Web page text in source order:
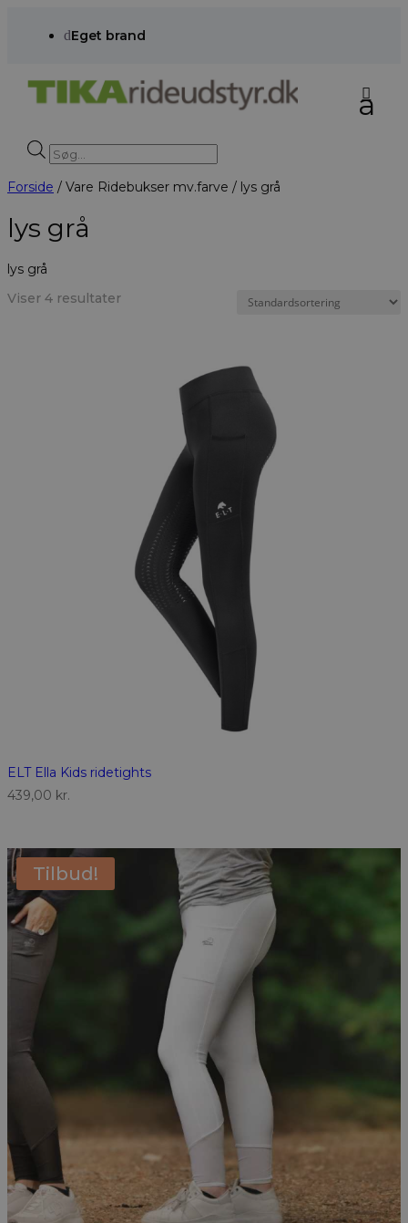
dEget brand
Products
search
Forside / Vare Ridebukser mv.farve / lys grå
lys grå
lys grå
Viser 4 resultater
ELT Ella Kids ridetights
439,00 kr.
Tilbud!